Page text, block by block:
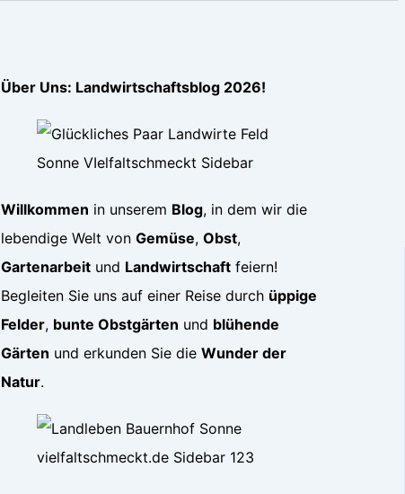
Über Uns: Landwirtschaftsblog 2026!
Willkommen in unserem Blog, in dem wir die
lebendige Welt von Gemüse, Obst,
Gartenarbeit und Landwirtschaft feiern!
Begleiten Sie uns auf einer Reise durch üppige
Felder, bunte Obstgärten und blühende
Gärten und erkunden Sie die Wunder der
Natur.